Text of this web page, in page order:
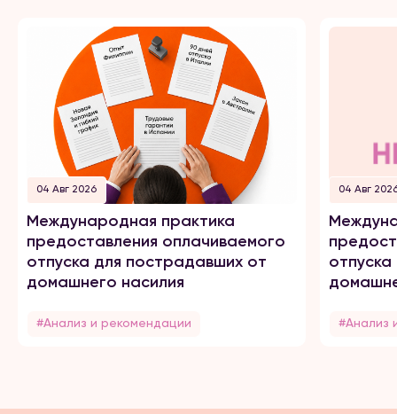
04 Авг 2026
Международная практика
предоставления оплачиваемого
отпуска для пострадавших от
домашнего насилия
#Анализ и рекомендации
04 Авг
#Анализ